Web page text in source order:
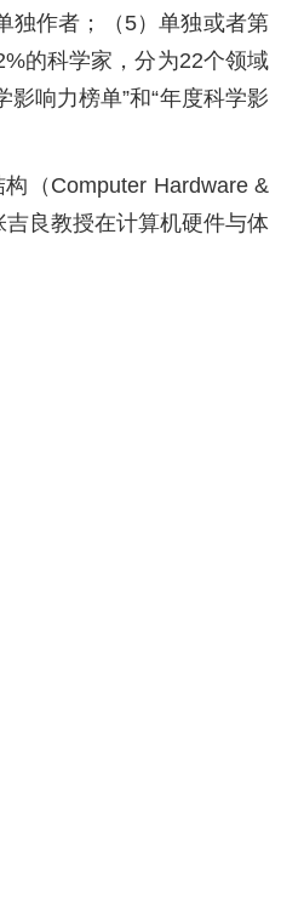
独作者；（5）单独或者第
的科学家，分为22个领域
响力榜单”和“年度科学影
（Computer Hardware &
良教授在计算机硬件与体